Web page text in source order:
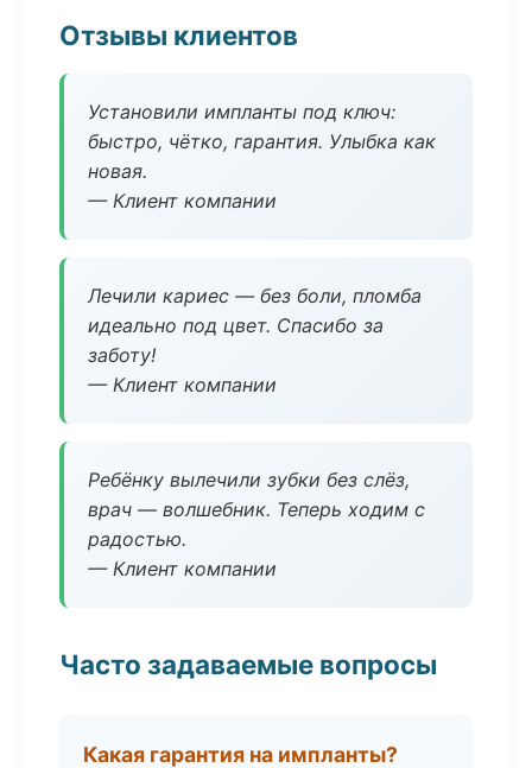
Отзывы клиентов
Установили импланты под ключ:
быстро, чётко, гарантия. Улыбка как
новая.
— Клиент компании
Лечили кариес — без боли, пломба
идеально под цвет. Спасибо за
заботу!
— Клиент компании
Ребёнку вылечили зубки без слёз,
врач — волшебник. Теперь ходим с
радостью.
— Клиент компании
Часто задаваемые вопросы
Какая гарантия на импланты?